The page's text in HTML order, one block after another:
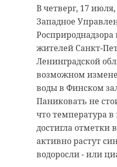
В четверг, 17
Западное
жителей Санкт-
Ленинградской
возможном
воды в Финском
Паниковать не
что температура в
достигла отметки
активно растут
водоросли - или
Четырех
Ленинградской
подозревают в
продаже
препаратов.
привлечении их к
ответственности
арбитражный суд
Западный филиал
комиссия
подвела итоги
месяцев 2025 года.
специалисты
автомобилей
Некоторые
пассажиров без
разрешения.
комиссия изъяла
спецстоянку около
автомобилей